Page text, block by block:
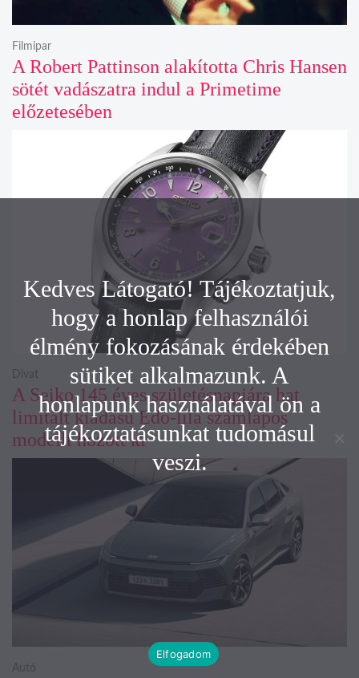
A Robert Pattinson alakította Chris Hansen
sötét vadászatra indul a Primetime
előzetesében
Filmipar
A Seiko 145 éves születésnapjára hat
limitált kiadású Edo-lila számlapos
modellt hozott ki
Divat
Autó
Kedves Látogató! Tájékoztatjuk,
hogy a honlap felhasználói
élmény fokozásának érdekében
sütiket alkalmazunk. A
honlapunk használatával ön a
tájékoztatásunkat tudomásul
veszi.
Elfogadom